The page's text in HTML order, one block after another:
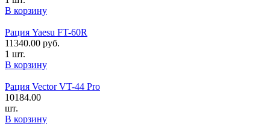
В корзину
Рация Yaesu FT-60R
11340.00 руб.
1 шт.
В корзину
Рация Vector VT-44 Pro
10184.00
шт.
В корзину